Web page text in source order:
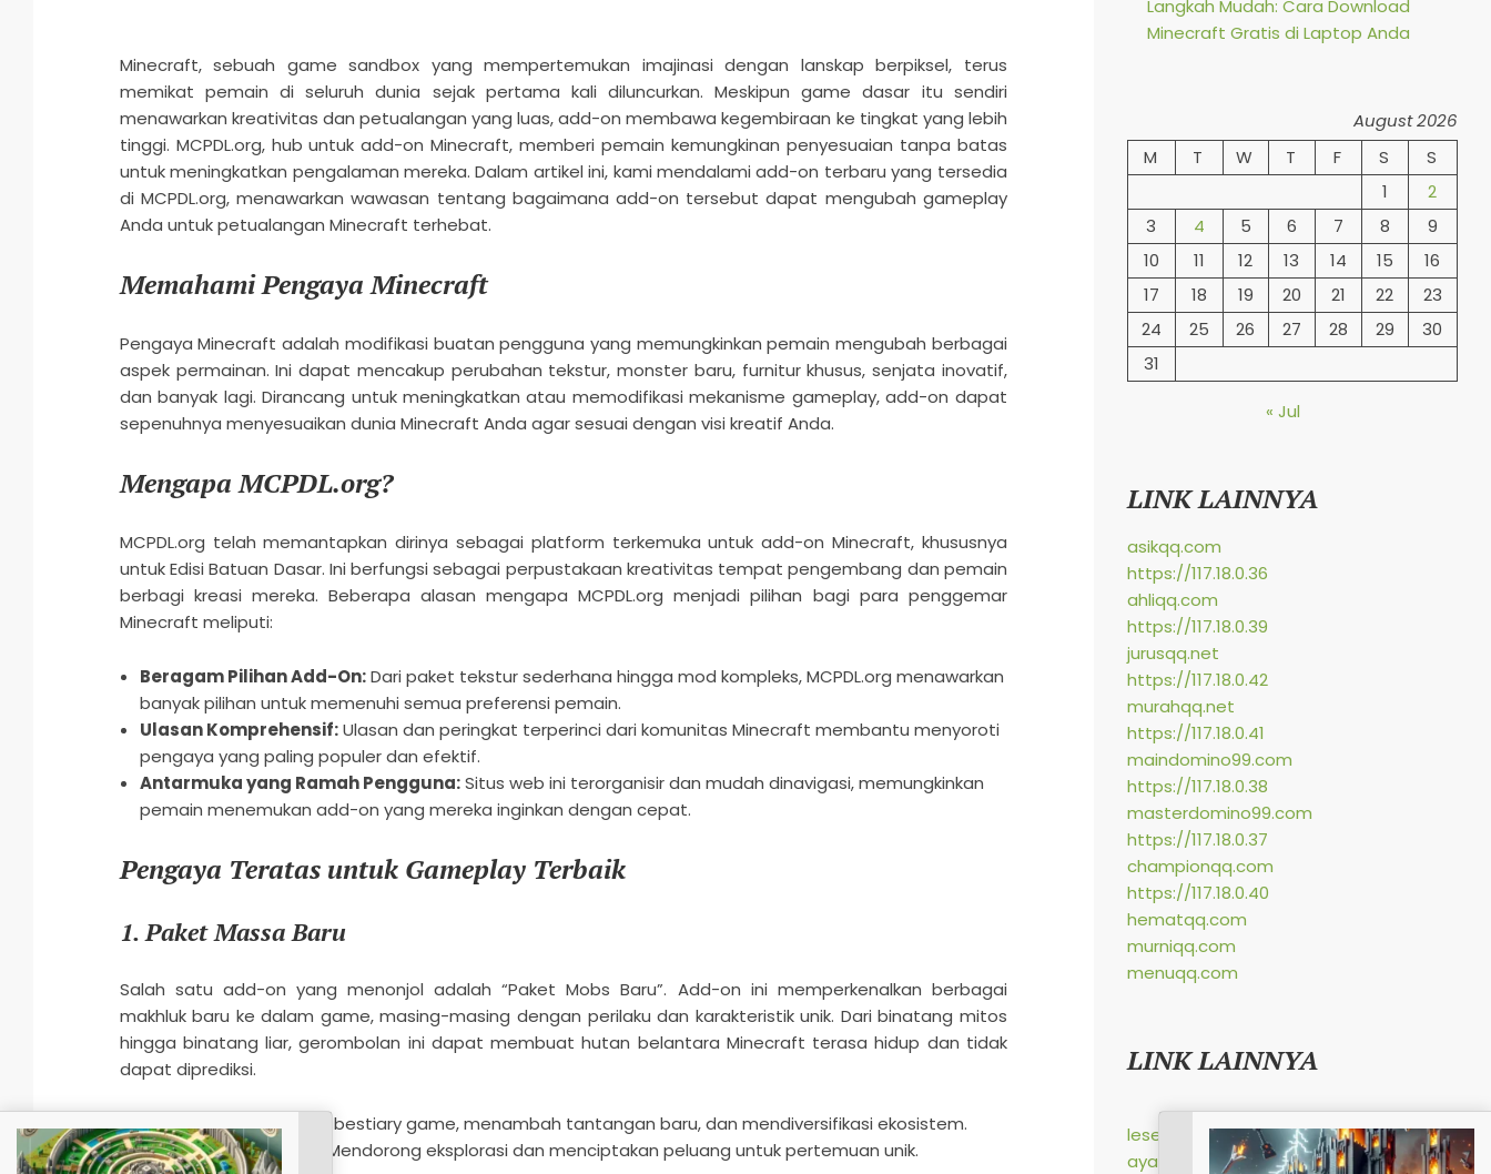
Minecraft, sebuah game sandbox yang mempertemukan imajinasi dengan lanskap berpiksel, terus
memikat pemain di seluruh dunia sejak pertama kali diluncurkan. Meskipun game dasar itu sendiri
menawarkan kreativitas dan petualangan yang luas, add-on membawa kegembiraan ke tingkat yang lebih
tinggi. MCPDL.org, hub untuk add-on Minecraft, memberi pemain kemungkinan penyesuaian tanpa batas
untuk meningkatkan pengalaman mereka. Dalam artikel ini, kami mendalami add-on terbaru yang tersedia
di MCPDL.org, menawarkan wawasan tentang bagaimana add-on tersebut dapat mengubah gameplay
Anda untuk petualangan Minecraft terhebat.
Memahami Pengaya Minecraft
Pengaya Minecraft adalah modifikasi buatan pengguna yang memungkinkan pemain mengubah berbagai
aspek permainan. Ini dapat mencakup perubahan tekstur, monster baru, furnitur khusus, senjata inovatif,
dan banyak lagi. Dirancang untuk meningkatkan atau memodifikasi mekanisme gameplay, add-on dapat
sepenuhnya menyesuaikan dunia Minecraft Anda agar sesuai dengan visi kreatif Anda.
Mengapa MCPDL.org?
MCPDL.org telah memantapkan dirinya sebagai platform terkemuka untuk add-on Minecraft, khususnya
untuk Edisi Batuan Dasar. Ini berfungsi sebagai perpustakaan kreativitas tempat pengembang dan pemain
berbagi kreasi mereka. Beberapa alasan mengapa MCPDL.org menjadi pilihan bagi para penggemar
Minecraft meliputi:
Beragam Pilihan Add-On:Dari paket tekstur sederhana hingga mod kompleks, MCPDL.org menawarkan
banyak pilihan untuk memenuhi semua preferensi pemain.
Ulasan Komprehensif:Ulasan dan peringkat terperinci dari komunitas Minecraft membantu menyoroti
pengaya yang paling populer dan efektif.
Antarmuka yang Ramah Pengguna:Situs web ini terorganisir dan mudah dinavigasi, memungkinkan
pemain menemukan add-on yang mereka inginkan dengan cepat.
Pengaya Teratas untuk Gameplay Terbaik
1.Paket Massa Baru
Salah satu add-on yang menonjol adalah “Paket Mobs Baru”. Add-on ini memperkenalkan berbagai
makhluk baru ke dalam game, masing-masing dengan perilaku dan karakteristik unik. Dari binatang mitos
hingga binatang liar, gerombolan ini dapat membuat hutan belantara Minecraft terasa hidup dan tidak
dapat diprediksi.
Manfaat:Memperluas bestiary game, menambah tantangan baru, dan mendiversifikasi ekosistem.
Dampak Permainan:
Mendorong eksplorasi dan menciptakan peluang untuk pertemuan unik.
Langkah Mudah: Cara Download
Minecraft Gratis di Laptop Anda
August 2026
M
T W T F S
S
1
2
3
4 5 6 7 8
9
10
11 12 13 14 15
16
17
18 19 20 21 22
23
24
25 26 27 28 29
30
31
« Jul
LINK LAINNYA
asikqq.com
https://117.18.0.36
ahliqq.com
https://117.18.0.39
jurusqq.net
https://117.18.0.42
murahqq.net
https://117.18.0.41
maindomino99.com
https://117.18.0.38
masterdomino99.com
https://117.18.0.37
championqq.com
https://117.18.0.40
hematqq.com
murniqq.com
menuqq.com
LINK LAINNYA
lesehangurame.com
ayambakar7saudara.com